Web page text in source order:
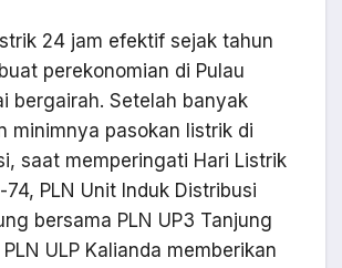
24 jam efektif sejak tahun
perekonomian di Pulau
bergairah. Setelah banyak
minimnya pasokan listrik di
saat memperingati Hari Listrik
74, PLN Unit Induk Distribusi
bersama PLN UP3 Tanjung
ULP Kalianda memberikan